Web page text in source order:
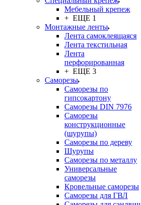
Мебельный крепеж
+ ЕЩЕ 1
Монтажные ленты
Лента самоклеящаяся
Лента текстильная
Лента
перфорированная
+ ЕЩЕ 3
Саморезы
Саморезы по
гипсокартону
Саморезы DIN 7976
Саморезы
конструкционные
(шурупы)
Саморезы по дереву
Шурупы
Саморезы по металлу
Универсальные
саморезы
Кровельные саморезы
Саморезы для ГВЛ